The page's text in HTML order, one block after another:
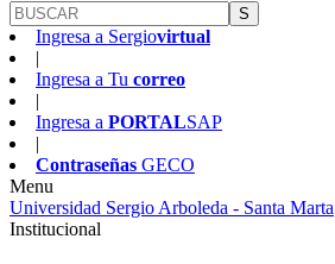
S
Ingresa a Sergiovirtual
Ingresa a Tu correo
Ingresa a PORTALSAP
Contraseñas GECO
Menu
Universidad Sergio Arboleda - Santa Marta
Institucional